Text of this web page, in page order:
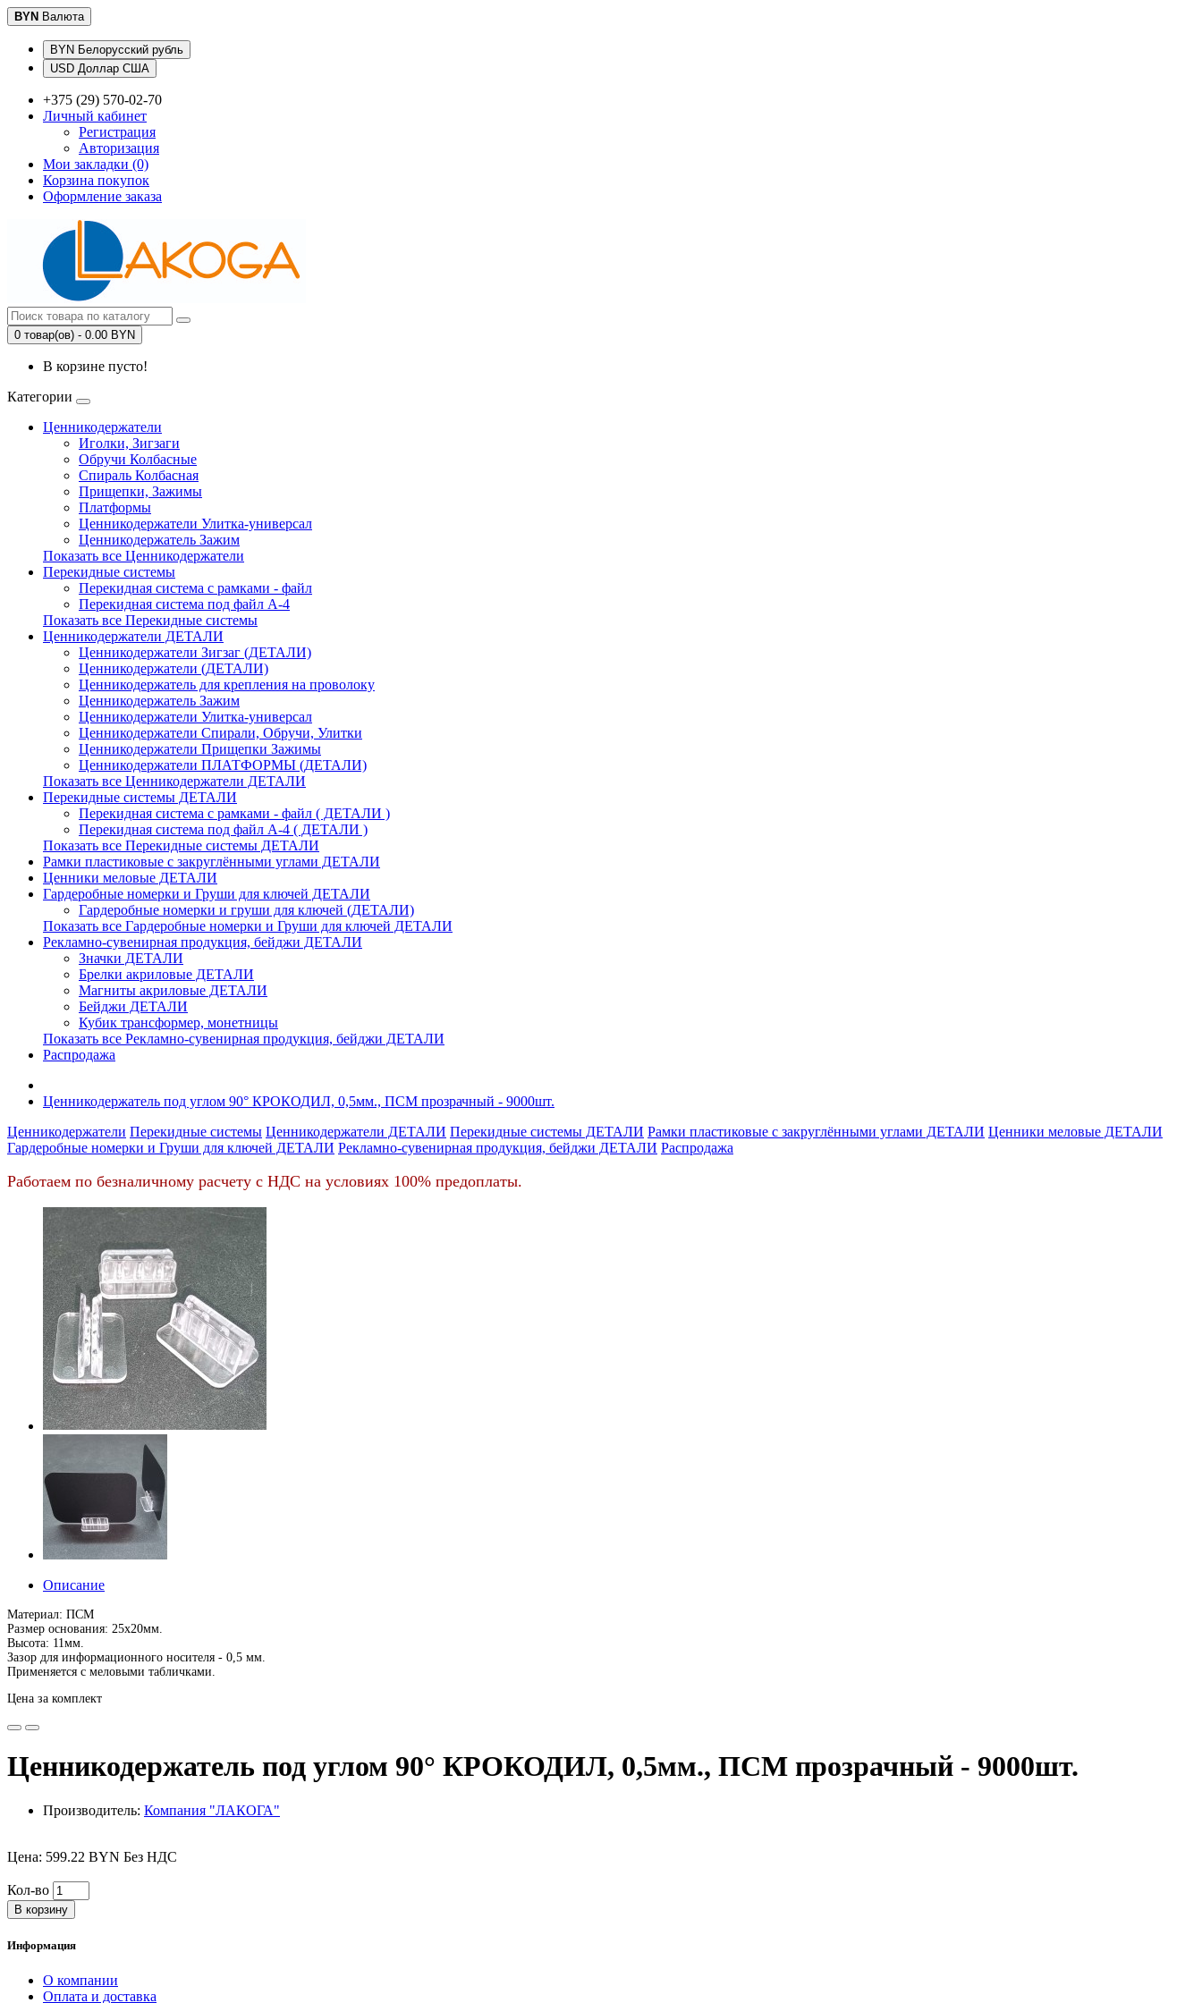
BYN Валюта
BYN Белорусский рубль
USD Доллар США
+375 (29) 570-02-70
Личный кабинет
Регистрация
Авторизация
Мои закладки (0)
Корзина покупок
Оформление заказа
0 товар(ов) - 0.00 BYN
В корзине пусто!
Категории
Ценникодержатели
Иголки, Зигзаги
Обручи Колбасные
Cпираль Колбасная
Прищепки, Зажимы
Платформы
Ценникодержатели Улитка-универсал
Ценникодержатель Зажим
Показать все Ценникодержатели
Перекидные системы
Перекидная система с рамками - файл
Перекидная система под файл А-4
Показать все Перекидные системы
Ценникодержатели ДЕТАЛИ
Ценникодержатели Зигзаг (ДЕТАЛИ)
Ценникодержатели (ДЕТАЛИ)
Ценникодержатель для крепления на проволоку
Ценникодержатель Зажим
Ценникодержатели Улитка-универсал
Ценникодержатели Спирали, Обручи, Улитки
Ценникодержатели Прищепки Зажимы
Ценникодержатели ПЛАТФОРМЫ (ДЕТАЛИ)
Показать все Ценникодержатели ДЕТАЛИ
Перекидные системы ДЕТАЛИ
Перекидная система с рамками - файл ( ДЕТАЛИ )
Перекидная система под файл А-4 ( ДЕТАЛИ )
Показать все Перекидные системы ДЕТАЛИ
Рамки пластиковые c закруглёнными углами ДЕТАЛИ
Ценники меловые ДЕТАЛИ
Гардеробные номерки и Груши для ключей ДЕТАЛИ
Гардеробные номерки и груши для ключей (ДЕТАЛИ)
Показать все Гардеробные номерки и Груши для ключей ДЕТАЛИ
Рекламно-сувенирная продукция, бейджи ДЕТАЛИ
Значки ДЕТАЛИ
Брелки акриловые ДЕТАЛИ
Магниты акриловые ДЕТАЛИ
Бейджи ДЕТАЛИ
Кубик трансформер, монетницы
Показать все Рекламно-сувенирная продукция, бейджи ДЕТАЛИ
Распродажа
Ценникодержатель под углом 90° КРОКОДИЛ, 0,5мм., ПСМ прозрачный - 9000шт.
Ценникодержатели Перекидные системы Ценникодержатели ДЕТАЛИ Перекидные системы ДЕТАЛИ Рамки пластиковые c закруглёнными углами ДЕТАЛИ Ценники меловые ДЕТАЛИ
Гардеробные номерки и Груши для ключей ДЕТАЛИ Рекламно-сувенирная продукция, бейджи ДЕТАЛИ Распродажа
Работаем по безналичному расчету с НДС на условиях 100% предоплаты.
Описание
Материал: ПСМ
Размер основания: 25х20мм.
Высота: 11мм.
Зазор для информационного носителя - 0,5 мм.
Применяется с меловыми табличками.
Цена за комплект
Ценникодержатель под углом 90° КРОКОДИЛ, 0,5мм., ПСМ прозрачный - 9000шт.
Производитель: Компания "ЛАКОГА"
Цена: 599.22 BYN Без НДС
Кол-во
В корзину
Информация
О компании
Оплата и доставка